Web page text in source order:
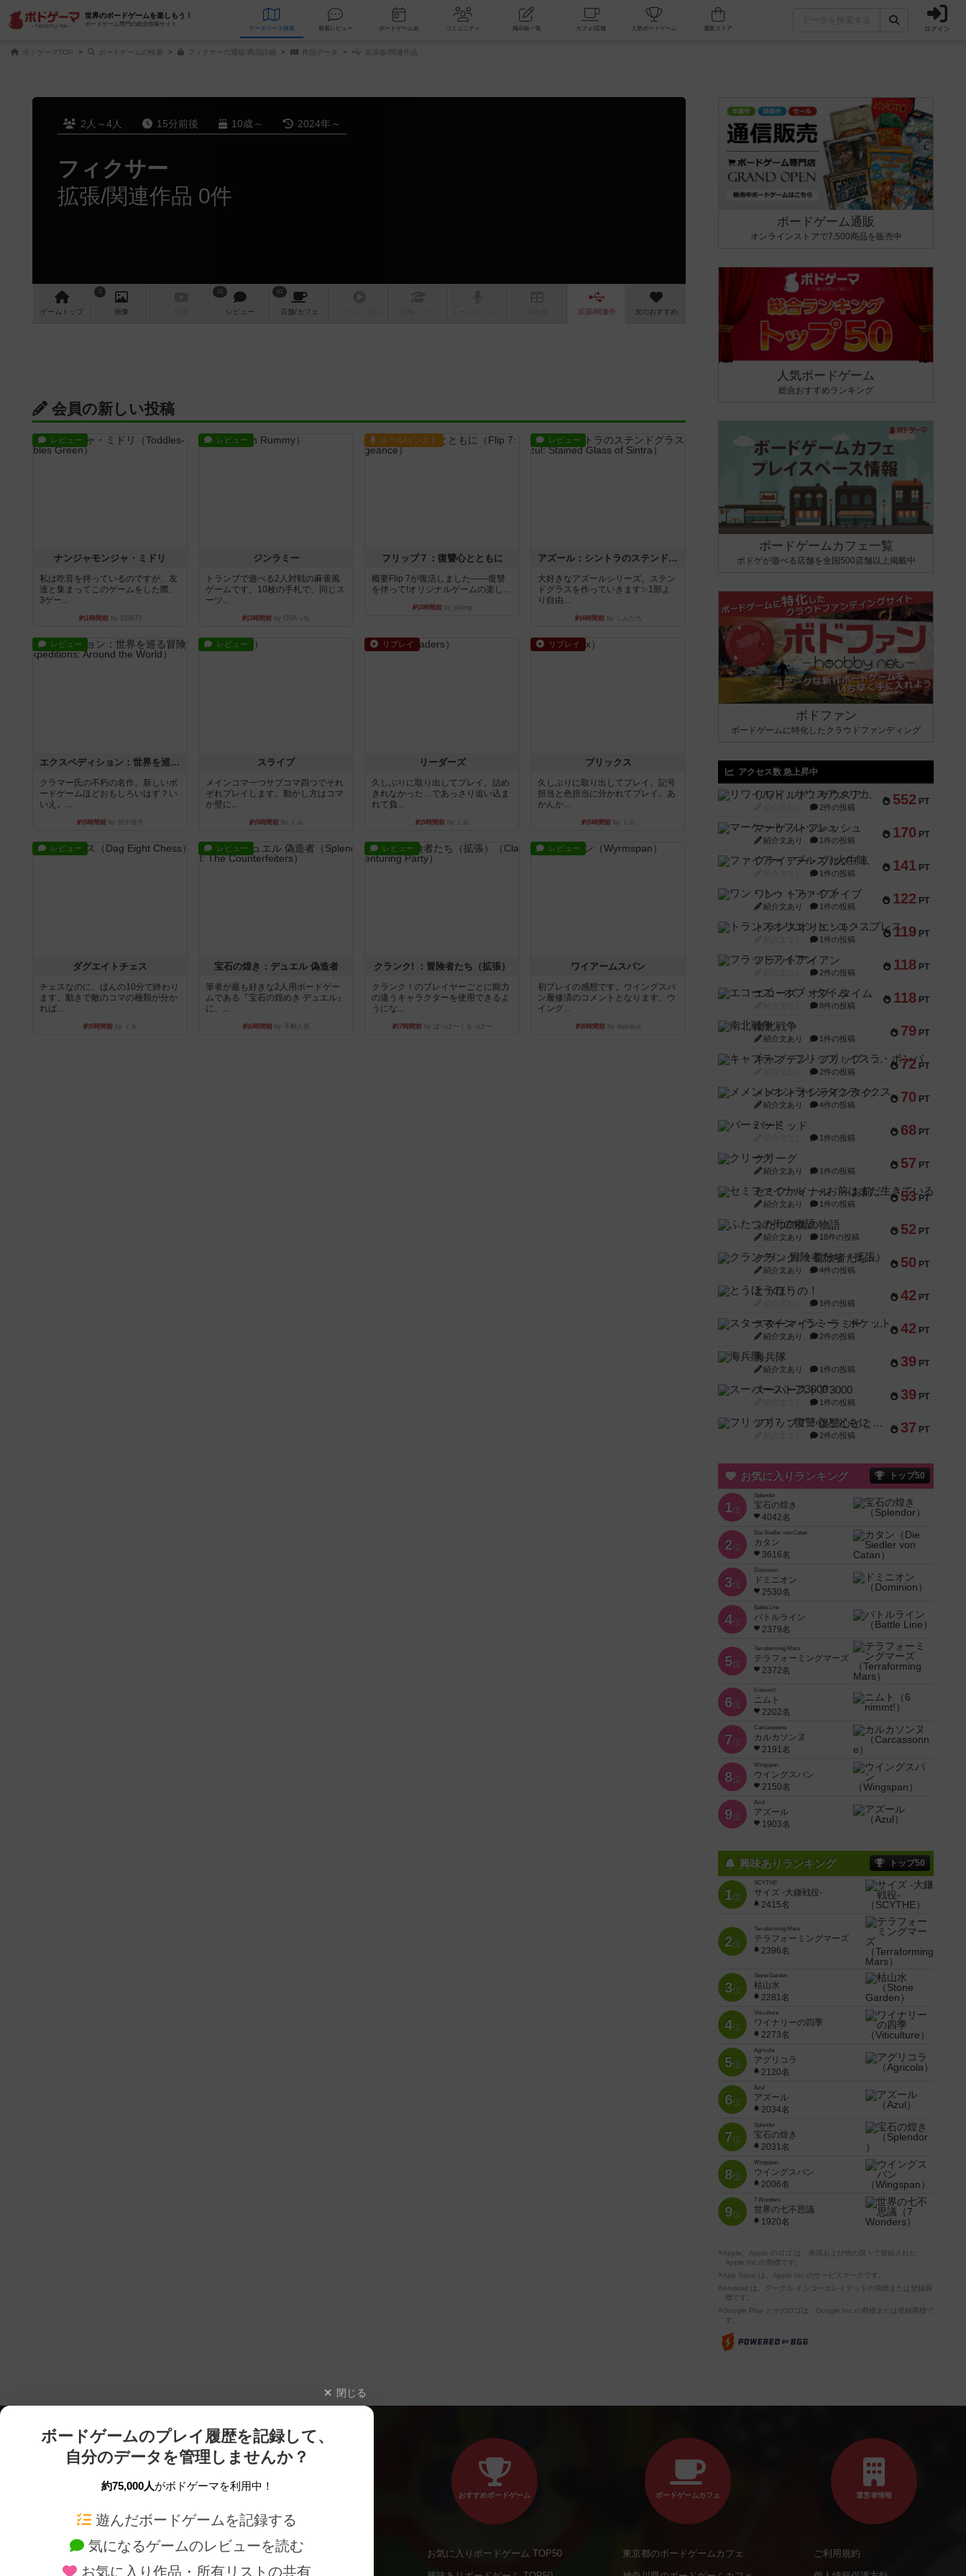
世界のボードゲームを楽しもう！
ボードゲーム専門の総合情報サイト
データベース 検索 新着レビュー ボードゲーム会 コミュニティ 掲示板一覧 カフェ/店舗 人気ボードゲーム ログイン
ボドゲーマTOP ボードゲームの検索 フィクサーの通販/商品詳細 作品データ 拡張版/関連作品
2人～4人 15分前後 10歳～ 2024年～
フィクサー
拡張/関連作品 0件
ゲーム トップ
3
画像
15
レビュー
61
店舗/カフェ 拡張/関連作 次のおすすめ
会員の新しい投稿
レビュー
ナンジャモンジャ・ミドリ
私は吃音を持っているのですが、友
達と集まってこのゲームをした際、
3ゲー...
約1時間前by 155973
レビュー
ジンラミー
トランプで遊べる2人対戦の麻雀風
ゲームです。10枚の手札で、同じス
ーツ...
約3時間前 by OSAっち
ルール/インスト
フリップ７：復讐心とともに
概要Flip 7が復活しました――復讐
を伴って!オリジナルゲームの楽し...
約3時間前 by jurong
レビュー
アズール：シントラのステンドグラス
大好きなアズールシリーズ。ステン
ドグラスを作っていきます✨1部よ
り自由...
約4時間前by しんたろ
レビュー
エクスペディション：世界を巡る冒険
クラマー氏の不朽の名作。新しいボ
ードゲームほどおもしろいはず？い
いえ。...
約5時間前by 田中昌平
レビュー
スライプ
メインコマ一つサブコマ四つでそれ
ぞれプレイします。動かし方はコマ
か壁に...
約5時間前by くみ
リプレイ
リーダーズ
久しぶりに取り出してプレイ。詰め
きれなかった…であっさり追い込ま
れて負...
約5時間前by くみ
リプレイ
ブリックス
久しぶりに取り出してプレイ。記号
担当と色担当に分かれてプレイ。あ
かんか...
約5時間前by くみ
レビュー
ダグエイトチェス
チェスなのに、ほんの10分で終わり
ます。動きで敵のコマの種類が分か
れば...
約5時間前by くみ
レビュー
宝石の煌き：デュエル 偽造者
筆者が最も好きな2人用ボードゲー
ムである『宝石の煌めき デュエル』
に、...
約6時間前by 手動人形
レビュー
クランク! ：冒険者たち（拡張）
クランク！のプレイヤーごとに能力
の違うキャラクターを使用できるよ
うにな...
約7時間前 by ぽっぽーくるっぽー
レビュー
ワイアームスパン
初プレイの感想です。ウイングスパ
ン履修済のコメントとなります。ウ
イング...
約8時間前by daisdice
ボードゲーム通販
オンラインストアで7,500商品を販売中
人気ボードゲーム
総合おすすめランキング
ボードゲームカフェ一覧
ボドゲが遊べる店舗を全国500店舗以上掲載中
ボドファン
ボードゲームに特化したクラウドファンディング
アクセス数 急上昇中
552 PT
リワイルド：サウスアメリカ
2件の投稿
170 PT
マーケットフレッシュ
紹介文あり 1件の投稿
141 PT
ファイアー・ブルズ / 火牛陣
1件の投稿
122 PT
ワン・トゥ・ファイブ
紹介文あり 1件の投稿
119 PT
トランスオリエント・エクスプレス
1件の投稿
118 PT
フラットアイアン
2件の投稿
118 PT
エコーズ・オブ・タイム
8件の投稿
79 PT
南北戦争
紹介文あり 1件の投稿
72 PT
キャプテン・フリップ：イスラ・ボンバ
2件の投稿
70 PT
メメントオンラインタクティクス
紹介文あり 4件の投稿
68 PT
パーミッド
1件の投稿
57 PT
クリーグ
紹介文あり 1件の投稿
53 PT
セミファイナル ～お前はまだ生きている～
紹介文あり 1件の投稿
52 PT
ふたつの街の物語
紹介文あり 18件の投稿
50 PT
クランク! ：冒険者たち（拡張）
紹介文あり 4件の投稿
42 PT
とうほうの！
1件の投稿
42 PT
スターマイン・ラミー ポケット
紹介文あり 2件の投稿
39 PT
海兵隊
紹介文あり 1件の投稿
39 PT
スーパーストア3000
1件の投稿
37 PT
フリップ７：復讐心とともに
2件の投稿
お気に入りランキング トップ50
1位
Splendor
宝石の煌き
4042名
2位
Die Siedler von Catan
カタン
3616名
3位
Dominion
ドミニオン
2530名
4位
Battle Line
バトルライン
2379名
5位
Terraforming Mars
テラフォーミングマーズ
2372名
6位
6 nimmt!
ニムト
2202名
7位
Carcassonne
カルカソンヌ
2191名
8位
Wingspan
ウイングスパン
2150名
9位
Azul
アズール
1903名
興味ありランキング トップ50
1位
SCYTHE
サイズ -大鎌戦役-
2415名
2位
Terraforming Mars
テラフォーミングマーズ
2396名
3位
Stone Garden
枯山水
2281名
4位
Viticulture
ワイナリーの四季
2273名
5位
Agricola
アグリコラ
2120名
6位
Azul
アズール
2034名
7位
Splendor
宝石の煌き
2031名
8位
Wingspan
ウイングスパン
2006名
9位
7 Wonders
世界の七不思議
1920名
※Apple、Apple のロゴ は、米国および他の国々で登録された
Apple Inc.の商標です。
※App Store は、Apple Inc.のサービスマークです。
※Android は、グーグル インコーポレイテッドの商標または登録商
標です。
※Google Play とそのロゴは、Google Inc.の商標または登録商標で
す。
閉じる
ボードゲームのプレイ履歴を記録して、
自分のデータを管理しませんか？
約75,000人がボドゲーマを利用中！
遊んだボードゲームを記録する
気になるゲームのレビューを読む
お気に入り作品・所有リストの共有
ボードゲームを検索する 新作・再入荷情報
おすすめボードゲーム
お気に入りボードゲーム TOP50
ボードゲームカフェ
東京都のボードゲームカフェ
運営者情報
ご利用規約